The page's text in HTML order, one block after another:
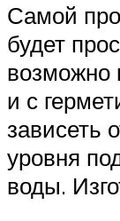
Самой
будет
возможно
и с
зависеть
уровня
воды.